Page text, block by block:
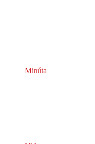
Minúta